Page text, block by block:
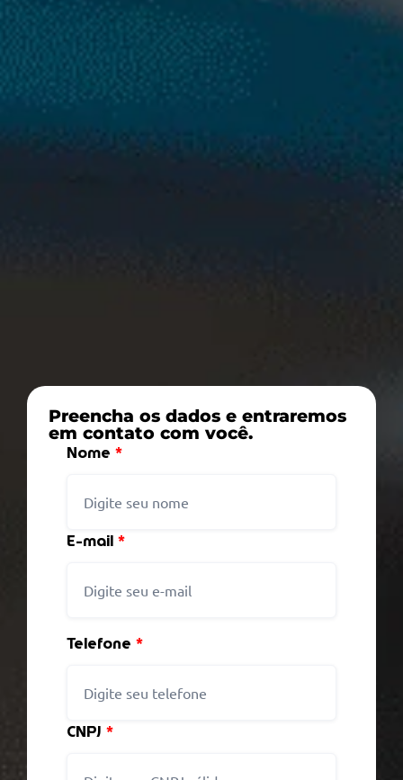
Preencha os dados e entraremos
em contato com você.
Nome *
E-mail *
Telefone *
CNPJ *